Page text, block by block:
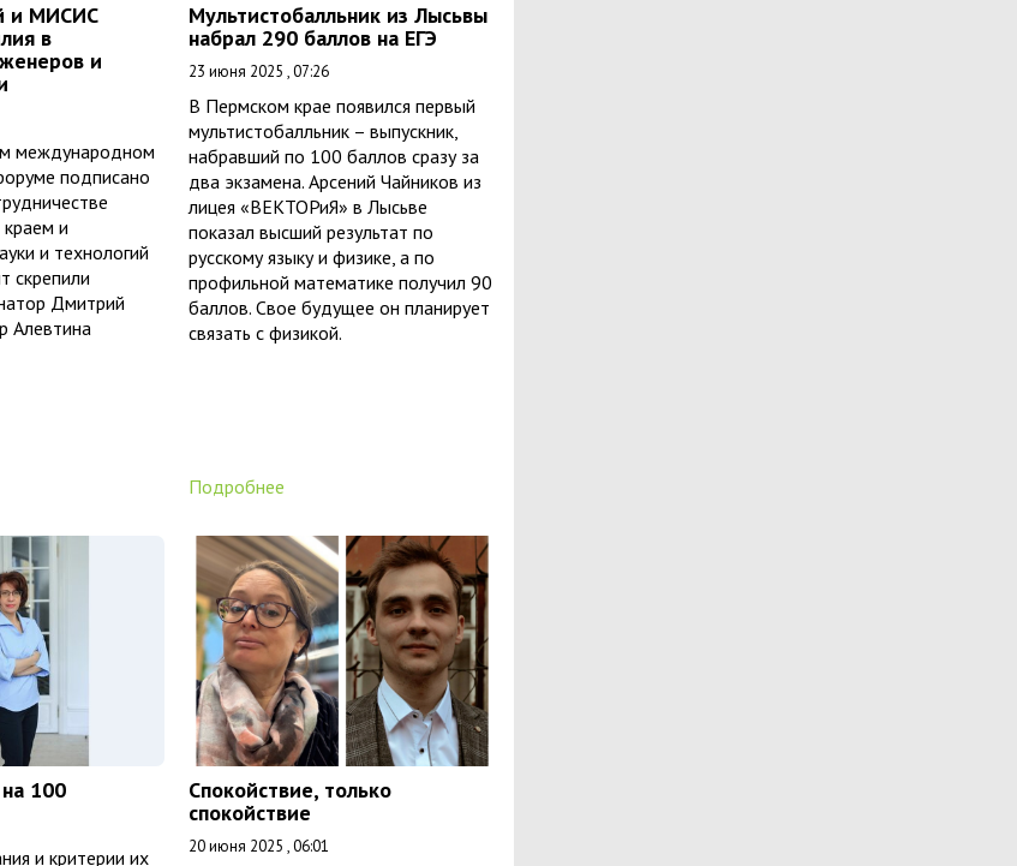
и МИСИС
в
и
международном
подписано
и
и технологий
скрепили
Дмитрий
Алевтина
Мультистобалльник из Лысьвы
набрал 290 баллов на ЕГЭ
23 июня 2025 , 07:26
В Пермском крае появился первый
мультистобалльник – выпускник,
набравший по 100 баллов сразу за
два экзамена. Арсений Чайников из
лицея «ВЕКТОРиЯ» в Лысьве
показал высший результат по
русскому языку и физике, а по
профильной математике получил 90
баллов. Свое будущее он планирует
связать с физикой.
Подробнее
100
и критерии их
Спокойствие, только
спокойствие
20 июня 2025 , 06:01